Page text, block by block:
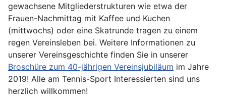
gewachsene Mitgliederstrukturen wie etwa der
Frauen-Nachmittag mit Kaffee und Kuchen
(mittwochs) oder eine Skatrunde tragen zu einem
regen Vereinsleben bei. Weitere Informationen zu
unserer Vereinsgeschichte finden Sie in unserer
Broschüre zum 40-jährigen Vereinsjubiläum im Jahre
2019! Alle am Tennis-Sport Interessierten sind uns
herzlich willkommen!